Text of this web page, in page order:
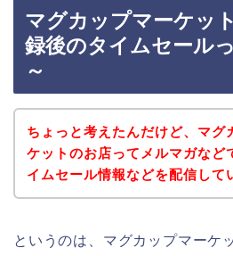
マグカップマーケッ
録後のタイムセール
～
ちょっと考えたんだけど、マグ
ケットのお店ってメルマガなど
イムセール情報などを配信して
というのは、マグカップマーケ